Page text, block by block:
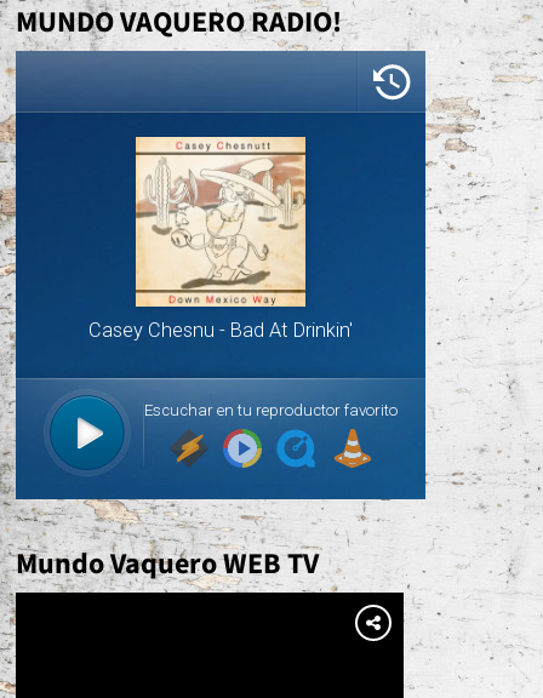
MUNDO VAQUERO RADIO!
Mundo Vaquero WEB TV